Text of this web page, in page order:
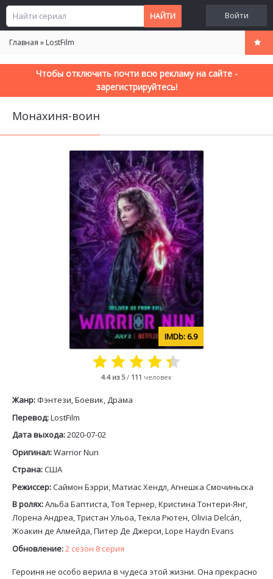
Войти
Главная » LostFilm
Чтобы отключить почти всю рекламу на сайте -
зарегистрируйтесь!
Монахиня-воин
6.9
4.4из 5/ 111 человек
Жанр: Фэнтези, Боевик, Драма
Перевод:LostFilm
Дата выхода:2020-07-02
Оригинал:Warrior Nun
Страна:США
Режиссер:Саймон Бэрри, Матиас Хендл, Агнешка Смочиньска
В ролях:Альба Баптиста, Тоя Тернер, Кристина Тонтери-Янг,
Лорена Андреа, Тристан Ульоа, Текла Рютен, Olivia Delcán,
Жоакин де Алмейда, Питер Де Джерси, Lope Haydn Evans
Обновление:2 сезон 8 серия
Героиня не особо верила в чудеса этой жизни. Она прекрасно